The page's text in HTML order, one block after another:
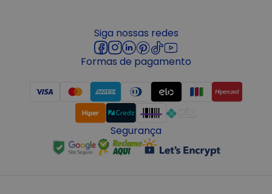
Siga nossas redes
Formas de pagamento
Segurança